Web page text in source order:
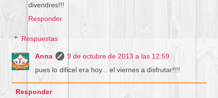
divendres!!!
Responder
Respuestas
Anna
9 de octubre de 2013 a las 12:59
pues lo dificel era hoy... el viernes a disfrutar!!!!
Responder